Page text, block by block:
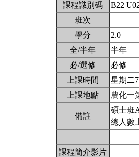
課程識別碼
B22
班次
學分
2.0
全/半年
半年
必/選修
必修
上課時間
星期二
上課地點
農化一
備註
碩士班
總人數
課程簡介影片